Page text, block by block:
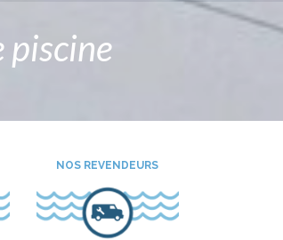
piscine
NOS REVENDEURS